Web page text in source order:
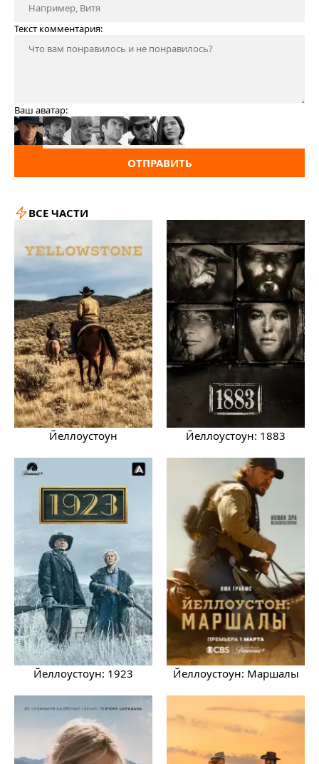
Текст комментария:
Ваш аватар:
ОТПРАВИТЬ
ВСЕ ЧАСТИ
Йеллоустоун Йеллоустоун: 1883
Йеллоустоун: 1923 Йеллоустоун: Маршалы